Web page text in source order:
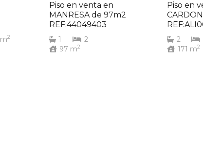
m2
Piso en venta en
MANRESA de 97m2
REF:44049403
1
2
97 m2
Piso en
2
171 m2